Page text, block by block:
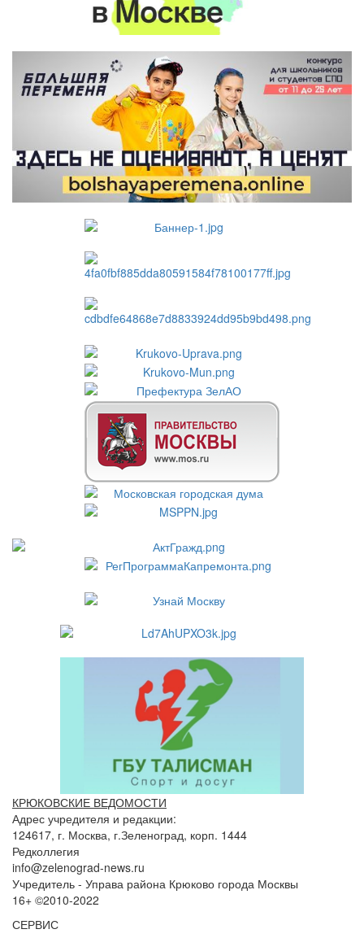
КРЮКОВСКИЕ ВЕДОМОСТИ
Адрес учредителя и редакции:
124617, г. Москва, г.Зеленоград, корп. 1444
Редколлегия
info@zelenograd-news.ru
Учредитель - Управа района Крюково города Москвы
16+ ©2010-2022
СЕРВИС